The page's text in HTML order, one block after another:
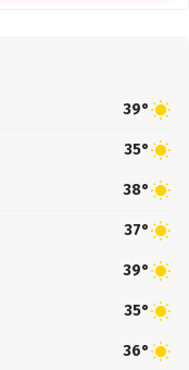
39°
35°
38°
37°
39°
35°
36°